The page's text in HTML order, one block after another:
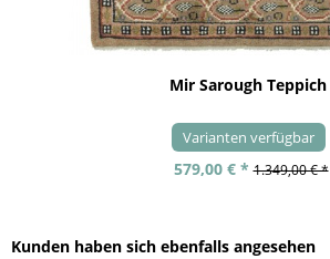
Mir Sarough Teppich
Varianten verfügbar
579,00 € * 1.349,00 € *
Kunden haben sich ebenfalls angesehen